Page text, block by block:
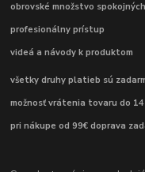
obrovské množstvo
profesionálny prístup
videá a návody k produktom
všetky druhy platieb sú
možnosť vrátenia tovaru do
pri nákupe od 99€ doprava